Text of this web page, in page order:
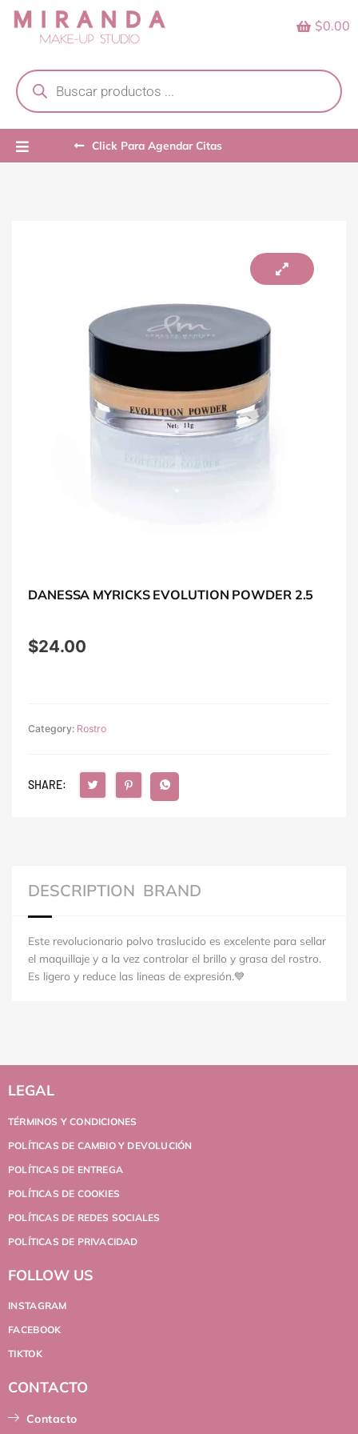
Skip
search
$0.00
Click Para Agendar Citas
DANESSA MYRICKS EVOLUTION POWDER 2.5
$24.00
Category: Rostro
SHARE:
DESCRIPTION BRAND
Este revolucionario polvo traslucido es excelente para sellar
el maquillaje y a la vez controlar el brillo y grasa del rostro.
Es ligero y reduce las lineas de expresión.💙
LEGAL
TÉRMINOS Y CONDICIONES
POLÍTICAS DE CAMBIO Y DEVOLUCIÓN
POLÍTICAS DE ENTREGA
POLÍTICAS DE COOKIES
POLÍTICAS DE REDES SOCIALES
POLÍTICAS DE PRIVACIDAD
FOLLOW US
INSTAGRAM
FACEBOOK
TIKTOK
CONTACTO
Contacto